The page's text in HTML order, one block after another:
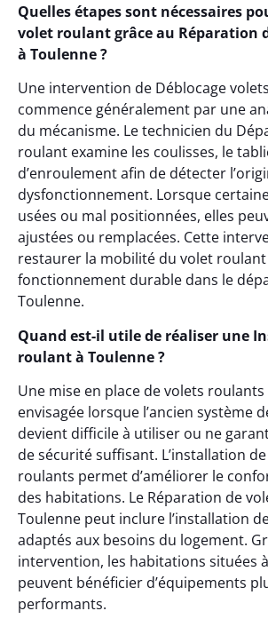
Quelles étapes sont nécessaires
volet roulant grâce au Réparation
à Toulenne ?
Une intervention de Déblocage
commence généralement par une
du mécanisme. Le technicien du
roulant examine les coulisses, le
d’enroulement afin de détecter
dysfonctionnement. Lorsque
usées ou mal positionnées, elles
ajustées ou remplacées. Cette
restaurer la mobilité du volet roulant
fonctionnement durable dans le
Toulenne.
Quand est-il utile de réaliser une
roulant à Toulenne ?
Une mise en place de volets
envisagée lorsque l’ancien système
devient difficile à utiliser ou ne
de sécurité suffisant. L’installation
roulants permet d’améliorer le
des habitations. Le Réparation de
Toulenne peut inclure l’installation
adaptés aux besoins du logement.
intervention, les habitations situées
peuvent bénéficier d’équipements
performants.